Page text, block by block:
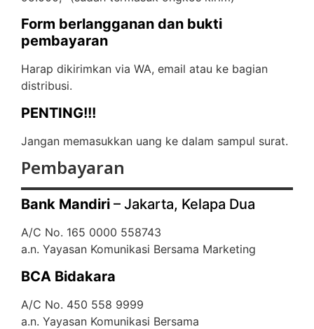
Form berlangganan dan bukti
pembayaran
Harap dikirimkan via WA, email atau ke bagian
distribusi.
PENTING!!!
Jangan memasukkan uang ke dalam sampul surat.
Pembayaran
Bank Mandiri – Jakarta, Kelapa Dua
A/C No. 165 0000 558743
a.n. Yayasan Komunikasi Bersama Marketing
BCA Bidakara
A/C No. 450 558 9999
a.n. Yayasan Komunikasi Bersama